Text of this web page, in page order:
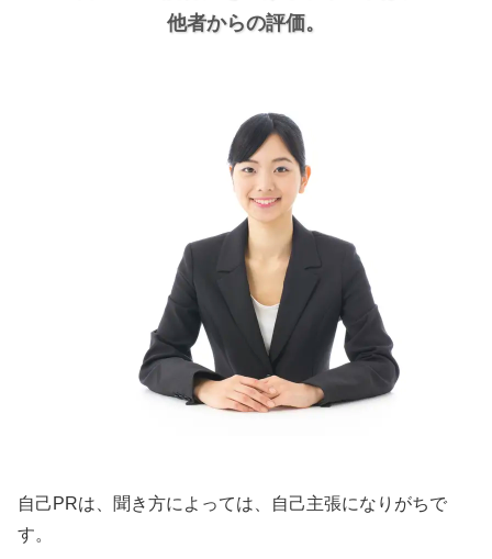
他者からの評価。
自己PRは、聞き方によっては、自己主張になりがちで
す。